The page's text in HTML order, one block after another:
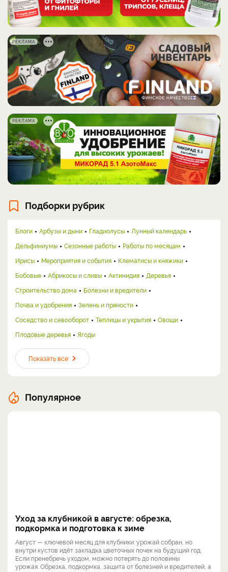
РЕКЛАМА
РЕКЛАМА
Подборки рубрик
Блоги Арбузы и дыни Гладиолусы
Лунный календарь
Дельфиниумы
Сезонные работы
Работы по месяцам
Ирисы
Мероприятия и события
Клематисы и княжики
Бобовые
Абрикосы и сливы Актинидия
Деревья
Строительство дома
Болезни и вредители
Почва и удобрения
Зелень и пряности
Соседство и севооборот
Теплицы и укрытия
Овощи
Плодовые деревья
Ягоды
Показать все
Популярное
Уход за клубникой в августе: обрезка,
подкормка и подготовка к зиме
Август — ключевой месяц для клубники: урожай собран, но
внутри кустов идёт закладка цветочных почек на будущий год.
Если пренебречь уходом, можно потерять до половины
урожая. Обрезка, подкормка, защита от болезней и вредителей, а